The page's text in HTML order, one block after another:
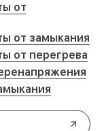
от
от замыкания
от перегрева